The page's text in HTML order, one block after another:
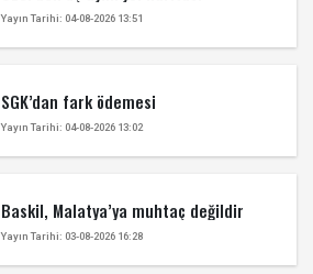
Yayın Tarihi: 04-08-2026 13:51
SGK’dan fark ödemesi
Yayın Tarihi: 04-08-2026 13:02
Baskil, Malatya’ya muhtaç değildir
Yayın Tarihi: 03-08-2026 16:28